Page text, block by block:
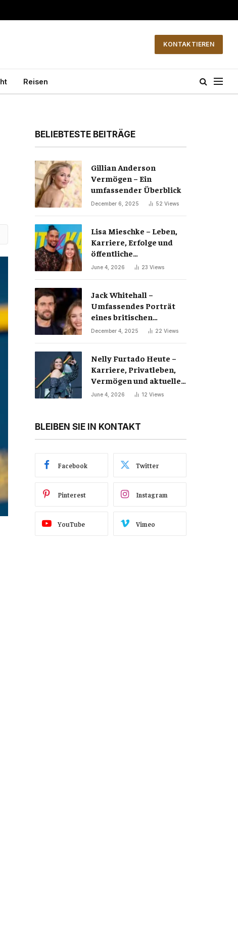
KONTAKTIEREN
Reisen
BELIEBTESTE BEITRÄGE
Gillian Anderson
Vermögen – Ein
umfassender Überblick
December 6, 2025 52 Views
Lisa Mieschke – Leben,
Karriere, Erfolge und
öffentliche
Wahrnehmung
June 4, 2026 23 Views
Jack Whitehall –
Umfassendes Porträt
eines britischen
Comedy-Phänomens
December 4, 2025 22 Views
Nelly Furtado Heute –
Karriere, Privatleben,
Vermögen und aktueller
Erfolg der Pop-Ikone
June 4, 2026 12 Views
BLEIBEN SIE IN KONTAKT
Facebook Twitter
Pinterest Instagram
YouTube Vimeo